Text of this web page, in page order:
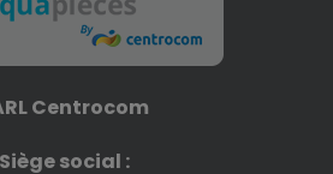
Centrocom
Siège social :